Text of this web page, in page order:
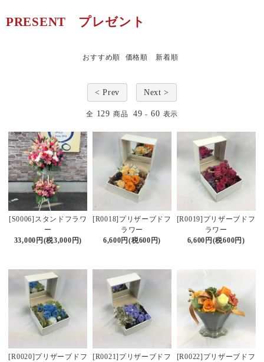
PRESENT プレゼント
おすすめ順 価格順 新着順
< Prev Next >
全 129 商品 49 - 60 表示
[S0006]スタンドフラワ
ー
33,000円(税3,000円)
[R0018]プリザーブドフ
ラワー
6,600円(税600円)
[R0019]プリザーブドフ
ラワー
6,600円(税600円)
[R0020]プリザーブドフ
[R0021]プリザーブドフ
[R0022]プリザーブドフ